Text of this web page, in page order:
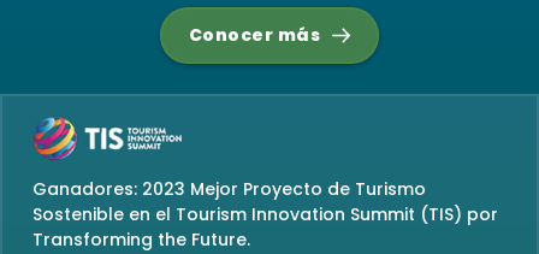
Conocer más
Ganadores: 2023 Mejor Proyecto de Turismo
Sostenible en el Tourism Innovation Summit (TIS) por
Transforming the Future.